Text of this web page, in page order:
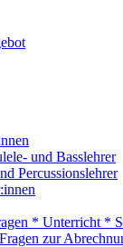
und Basslehrer
Percussionslehrer
* Unterricht *
zur